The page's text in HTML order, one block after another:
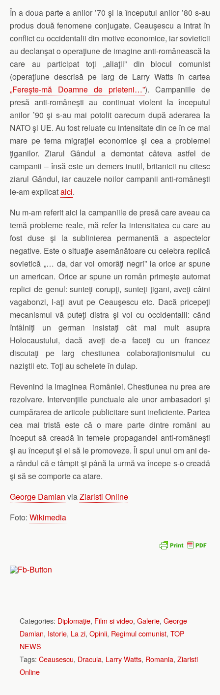
În a doua parte a anilor ’70 şi la începutul anilor ’80 s-au
produs două fenomene conjugate. Ceauşescu a intrat în
conflict cu occidentalii din motive economice, iar sovieticii
au declanşat o operaţiune de imagine anti-românească la
care au participat toţi „aliaţii” din blocul comunist
(operaţiune descrisă pe larg de Larry Watts în cartea
„Fereşte-mă Doamne de prieteni…”). Campaniile de
presă anti-româneşti au continuat violent la începutul
anilor ’90 şi s-au mai potolit oarecum după aderarea la
NATO şi UE. Au fost reluate cu intensitate din ce în ce mai
mare pe tema migraţiei economice şi cea a problemei
ţiganilor. Ziarul Gândul a demontat câteva astfel de
campanii – însă este un demers inutil, britanicii nu citesc
ziarul Gândul, iar cauzele noilor campanii anti-româneşti
le-am explicataici.
Nu m-am referit aici la campaniile de presă care aveau ca
temă probleme reale, mă refer la intensitatea cu care au
fost duse şi la sublinierea permanentă a aspectelor
negative. Este o situaţie asemănătoare cu celebra replică
sovietică „… da, dar voi omorâţi negri” la orice ar spune
un american. Orice ar spune un român primeşte automat
replici de genul: sunteţi corupţi, sunteţi ţigani, aveţi câini
vagabonzi, l-aţi avut pe Ceauşescu etc. Dacă pricepeţi
mecanismul vă puteţi distra şi voi cu occidentalii: când
întâlniţi un german insistaţi cât mai mult asupra
Holocaustului, dacă aveţi de-a faceţi cu un francez
discutaţi pe larg chestiunea colaboraţionismului cu
naziştii etc. Toţi au schelete în dulap.
Revenind la imaginea României. Chestiunea nu prea are
rezolvare. Intervenţiile punctuale ale unor ambasadori şi
cumpărarea de articole publicitare sunt ineficiente. Partea
cea mai tristă este că o mare parte dintre români au
început să creadă în temele propagandei anti-româneşti
şi au început şi ei să le promoveze. Îi spui unui om ani de-
a rândul că e tâmpit şi până la urmă va începe s-o creadă
şi să se comporte ca atare.
George Damian viaZiaristi Online
Foto: Wikimedia
Categories: Diplomaţie, Film si video, Galerie, George
Damian, Istorie, La zi, Opinii, Regimul comunist, TOP
NEWS
Tags: Ceausescu, Dracula, Larry Watts, Romania, Ziaristi
Online